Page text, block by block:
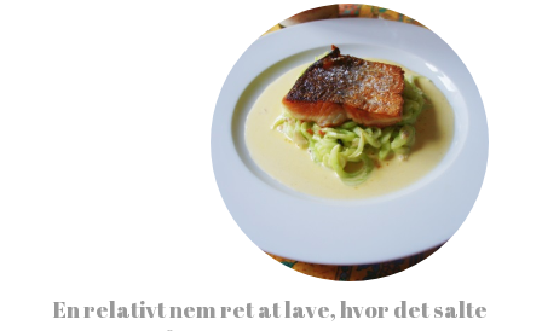
En relativt nem ret at lave, hvor det salte